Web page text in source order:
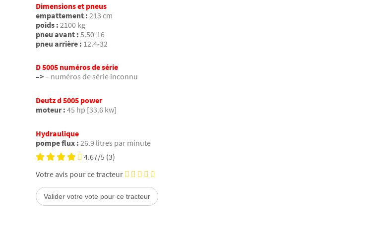
Dimensions et pneus
empattement : 213 cm
poids : 2100 kg
pneu avant : 5.50-16
pneu arrière : 12.4-32
D 5005 numéros de série
–>– numéros de série inconnu
Deutz d 5005 power
moteur : 45 hp [33.6 kw]
Hydraulique
pompe flux : 26.9 litres par minute
4.67/5 (3)
Votre avis pour ce tracteur